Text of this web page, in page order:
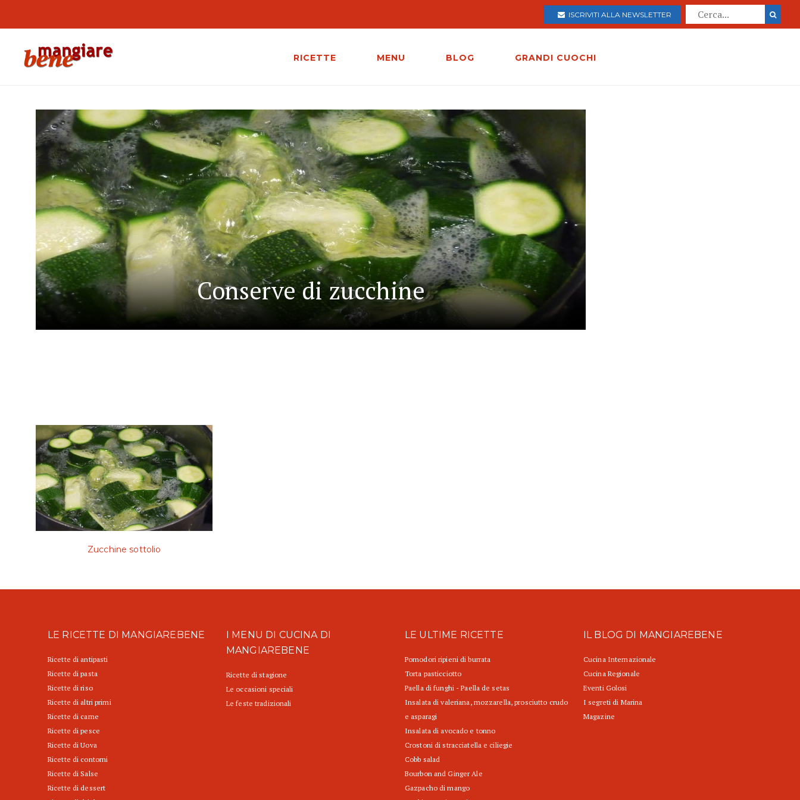
ISCRIVITI ALLA NEWSLETTER
RICETTE MENU BLOG GRANDI CUOCHI
Conserve di zucchine
Zucchine sottolio
LE RICETTE DI MANGIAREBENE
Ricette di antipasti
Ricette di pasta
Ricette di riso
Ricette di altri primi
Ricette di carne
Ricette di pesce
Ricette di Uova
Ricette di contorni
Ricette di Salse
Ricette di dessert
I MENU DI CUCINA DI
MANGIAREBENE
Ricette di stagione
Le occasioni speciali
Le feste tradizionali
LE ULTIME RICETTE
Pomodori ripieni di burrata
Torta pasticciotto
Paella di funghi - Paella de setas
Insalata di valeriana, mozzarella, prosciutto crudo
e asparagi
Insalata di avocado e tonno
Crostoni di stracciatella e ciliegie
Cobb salad
Bourbon and Ginger Ale
Gazpacho di mango
IL BLOG DI MANGIAREBENE
Cucina Internazionale
Cucina Regionale
Eventi Golosi
I segreti di Marina
Magazine